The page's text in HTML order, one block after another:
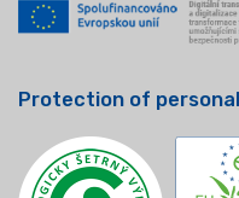
Protection of